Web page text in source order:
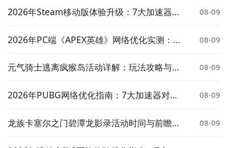
2026年Steam移动版体验升级：7大加速器对
08-09
2026年PC端《APEX英雄》网络优化实测：7
08-09
元气骑士逃离疯猴岛活动详解：玩法攻略与奖
08-09
2026年PUBG网络优化指南：7大加速器对比
08-09
龙族卡塞尔之门碧潭龙影录活动时间与前瞻介
08-09